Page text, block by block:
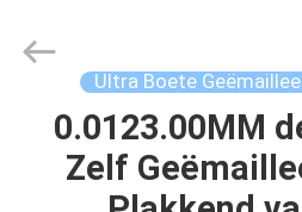
HUIS
PRODUCTEN
Material
Co,.Ltd.
Ultra Boete
0.0123.00MM
Zelf